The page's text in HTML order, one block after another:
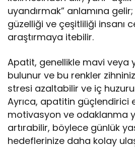
uyandırmak” anlamına
güzelliği ve çeşitliliği insanı
araştırmaya itebilir.
Apatit, genellikle mavi veya
bulunur ve bu renkler
stresi azaltabilir ve iç
Ayrıca, apatitin güçlendirici
motivasyon ve odaklanma
artırabilir, böylece günlük
hedeflerinize daha kolay